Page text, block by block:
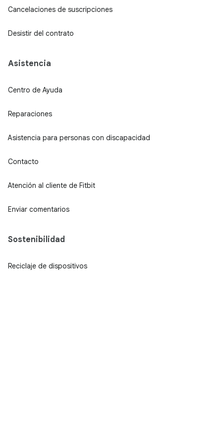
Cancelaciones de suscripciones
Desistir del contrato
Asistencia
Centro de Ayuda
Reparaciones
Asistencia para personas con discapacidad
Contacto
Atención al cliente de Fitbit
Enviar comentarios
Sostenibilidad
Reciclaje de dispositivos